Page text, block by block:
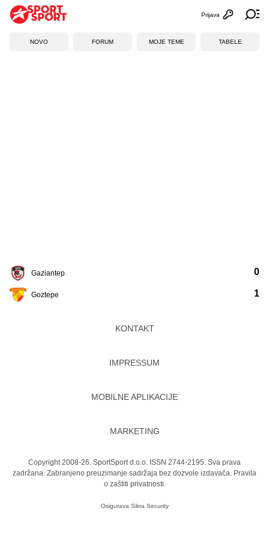
Otvori
Prijava
NOVO FORUM MOJE TEME TABELE
Gaziantep
Goztepe
0
1
KONTAKT
IMPRESSUM
MOBILNE APLIKACIJE
MARKETING
Copyright 2008-26. SportSport d.o.o. ISSN 2744-2195. Sva prava
zadržana. Zabranjeno preuzimanje sadržaja bez dozvole izdavača. Pravila
o zaštiti privatnosti.
Osigurava Sikra Security